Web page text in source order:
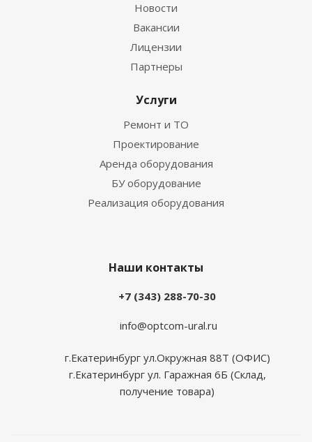
Новости
Вакансии
Лицензии
Партнеры
Услуги
Ремонт и ТО
Проектирование
Аренда оборудования
БУ оборудование
Реализация оборудования
Наши контакты
+7 (343) 288-70-30
info@optcom-ural.ru
г.Екатеринбург ул.Окружная 88Т (ОФИС)
г.Екатеринбург ул. Гаражная 6Б (Склад,
получение товара)